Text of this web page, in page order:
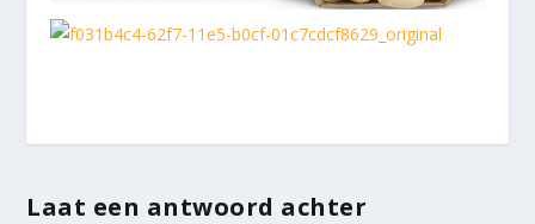
Laat een antwoord achter